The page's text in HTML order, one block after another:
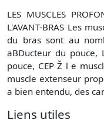
LES MUSCLES
L'AVANT-BRAS Les
du bras sont au
aBDucteur du pouce,
pouce, CEP Ž l e
muscle extenseur
a bien entendu, des
Liens utiles